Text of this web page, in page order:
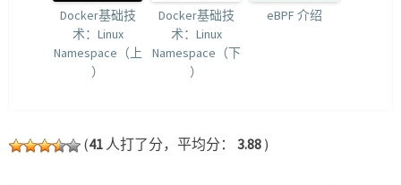
Docker基础技
术：Linux
Namespace（上
）
Docker基础技
术：Linux
Namespace（下
）
eBPF 介绍
(41 人打了分，平均分： 3.88 )